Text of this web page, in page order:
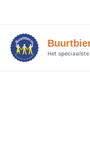
inhoud
Het